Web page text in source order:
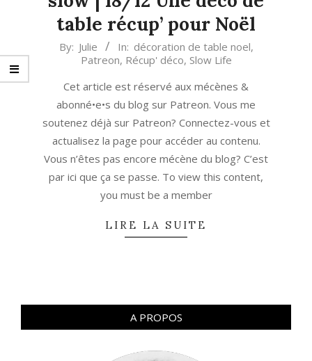
table récup’ pour Noël
2019-
By: Julie In: décoration de table noel,
Patreon, Récup' déco, Slow Life
Cet article est réservé aux mécènes &
abonné•e•s du blog sur Patreon. Vous me
soutenez déjà sur Patreon? Connectez-vous et
actualisez la page pour accéder au contenu.
Vous n’êtes pas encore mécène du blog? C’est
par ici que ça se passe. To view this content,
you must be a member
LIRE LA SUITE
A PROPOS